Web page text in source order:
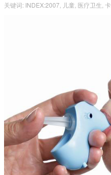
关键词: INDEX:2007 儿童 医疗卫生